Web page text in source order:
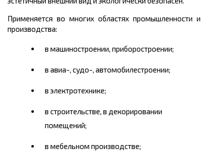
Применяется во многих областях промышленности и
производства:
в машиностроении, приборостроении;
в авиа-, судо-, автомобилестроении;
в электротехнике;
в строительстве, в декорировании
помещений;
в мебельном производстве;